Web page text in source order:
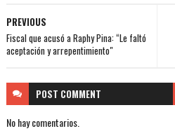
PREVIOUS
Fiscal que acusó a Raphy Pina: “Le faltó
aceptación y arrepentimiento"
POST COMMENT
No hay comentarios.